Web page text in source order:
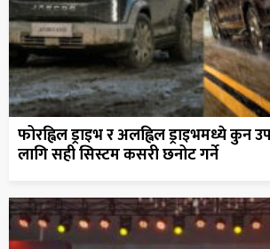
फोरह्विल ड्राइभ र अलह्विल ड्राइभमध्ये कुन
लागि सही सिस्टम कसरी छनोट गर्ने